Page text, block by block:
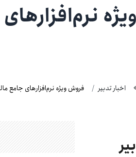
اخبار تدبیر فروش ویژه نرم‌افزارهای جامع